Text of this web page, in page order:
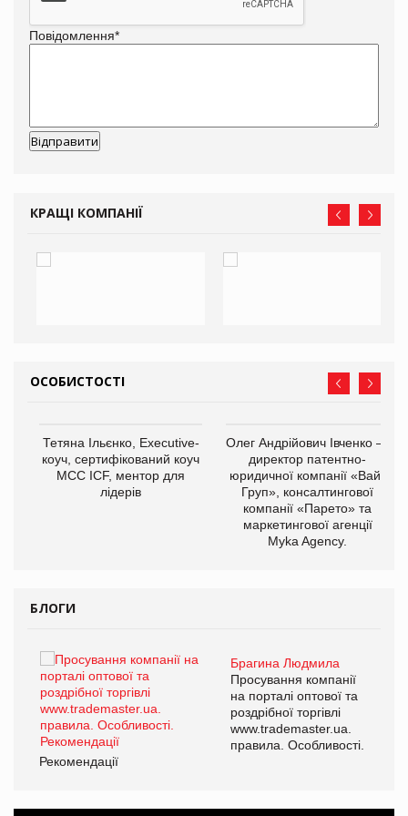
Повідомлення*
КРАЩІ КОМПАНІЇ
ОСОБИСТОСТІ
Тетяна Ільєнко, Executive-
коуч, сертифікований коуч
МСС ICF, ментор для
лідерів
Олег Андрійович Івченко —
директор патентно-
юридичної компанії «Вайз
Груп», консалтингової
компанії «Парето» та
маркетингової агенції
Myka Agency.
БЛОГИ
Брагина Людмила
Просування компанії
на порталі оптової та
роздрібної торгівлі
www.trademaster.ua.
правила. Особливості.
Рекомендації